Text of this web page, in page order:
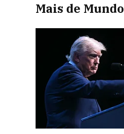
Mais de Mundo